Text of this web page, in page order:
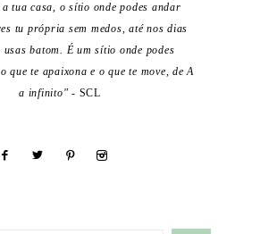
tua casa, o sítio onde podes andar
tu própria sem medos, até nos dias
usas batom. É um sítio onde podes
que te apaixona e o que te move, de A
a infinito"- SCL